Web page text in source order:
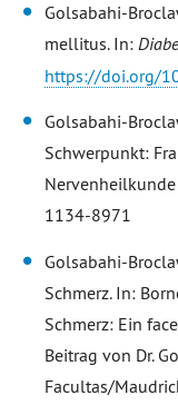
Golsabahi-
mellitus. In:
https://doi.org/
Golsabahi-
Schwerpunkt:
1134-8971
Golsabahi-
Schmerz. In:
Schmerz: Ein
Beitrag von Dr.
Facultas/